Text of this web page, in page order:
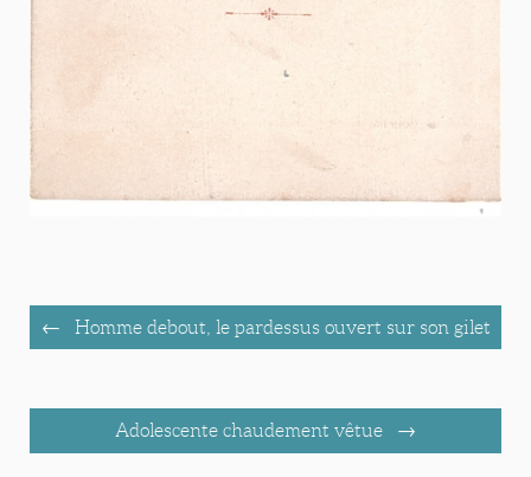
Homme debout, le pardessus ouvert sur son gilet
Adolescente chaudement vêtue